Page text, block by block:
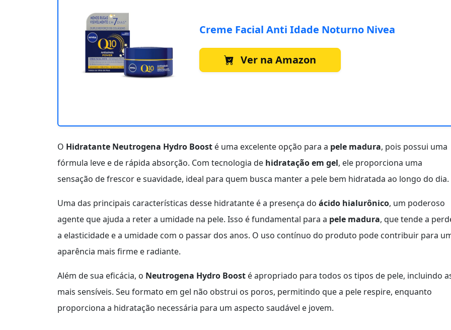
Creme Facial Anti Idade Noturno Nivea
Ver na Amazon
O Hidratante Neutrogena Hydro Boost é uma excelente opção para a pele madura, pois possui uma
fórmula leve e de rápida absorção. Com tecnologia de hidratação em gel, ele proporciona uma
sensação de frescor e suavidade, ideal para quem busca manter a pele bem hidratada ao longo do dia.
Uma das principais características desse hidratante é a presença do ácido hialurônico, um poderoso
agente que ajuda a reter a umidade na pele. Isso é fundamental para a pele madura, que tende a
a elasticidade e a umidade com o passar dos anos. O uso contínuo do produto pode contribuir para
aparência mais firme e radiante.
Além de sua eficácia, o Neutrogena Hydro Boost é apropriado para todos os tipos de pele, incluindo
mais sensíveis. Seu formato em gel não obstrui os poros, permitindo que a pele respire, enquanto
proporciona a hidratação necessária para um aspecto saudável e jovem.